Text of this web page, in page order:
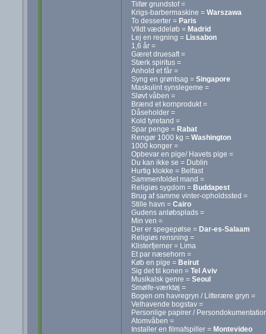
Tiifør grundstof =
Krigs-barbermaskine = Warszawa
To desserter = Paris
VIldt væddeløb = Madrid
Lej en regning = Lissabon
1,6 år =
Gæret druesaft =
Stærk spiritus =
Anhold et får =
Syng en grøntsag = Singapore
Maskulint synslegeme =
Sløvt våben =
Brænd et kornprodukt =
Dåseholder =
Kold tyretand =
Spar penge = Rabat
Rengør 1000 kg = Washington
1000 konger =
Opbevar en pige/ Havets pige =
Du kan ikke se = Dublin
Hurtig klokke = Belfast
Sammenfoldet mand =
Religiøs sygdom = Buddapest
Brug af samme vinter-opholdssted =
Stille havn = Cairo
Gudens anløbsplads =
Min ven =
Der er spegepølse = Dar-es-Salaam
Religiøs rensning =
Klisterfjerner = Lima
Et par næsehorn =
Køb en pige = Beirut
Sig det til konen = Tel Aviv
Musikalsk genre = Seoul
Smølfe-værktøj =
Bogen om havregryn / Litterære gryn =
Velhavende bogstav =
Personlige papirer /
Atomvåben =
Installer en filmafspiller = Montevideo